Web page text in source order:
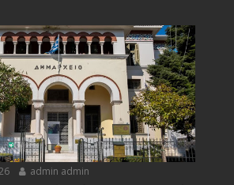
admin admin